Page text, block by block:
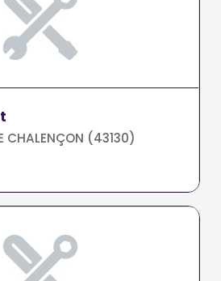
CHALENÇON (43130)